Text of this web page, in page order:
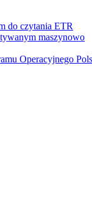
do czytania ETR
maszynowo
Operacyjnego